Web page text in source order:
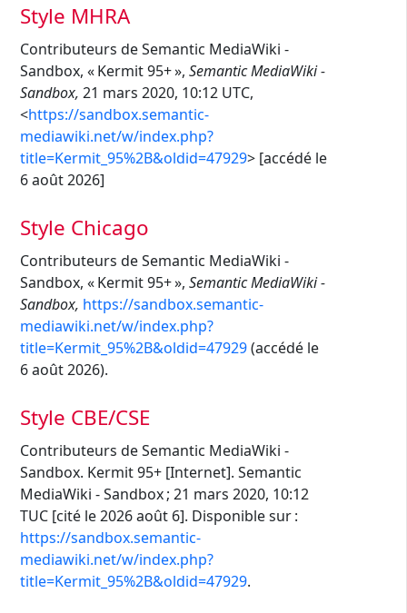
Style MHRA
Contributeurs de Semantic MediaWiki -
Sandbox, « Kermit 95+ », Semantic MediaWiki -
Sandbox, 21 mars 2020, 10:12 UTC,
<https://sandbox.semantic-
mediawiki.net/w/index.php?
title=Kermit_95%2B&oldid=47929> [accédé le
6 août 2026]
Style Chicago
Contributeurs de Semantic MediaWiki -
Sandbox, « Kermit 95+ », Semantic MediaWiki -
Sandbox, https://sandbox.semantic-
mediawiki.net/w/index.php?
title=Kermit_95%2B&oldid=47929(accédé le
6 août 2026).
Style CBE/CSE
Contributeurs de Semantic MediaWiki -
Sandbox. Kermit 95+ [Internet]. Semantic
MediaWiki - Sandbox ; 21 mars 2020, 10:12
TUC [cité le 2026 août 6]. Disponible sur :
https://sandbox.semantic-
mediawiki.net/w/index.php?
title=Kermit_95%2B&oldid=47929.